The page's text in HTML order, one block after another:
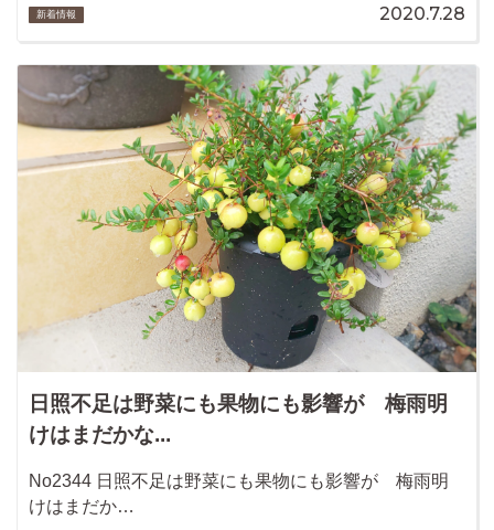
新着情報 2020.7.28
日照不足は野菜にも果物にも影響が 梅雨明
けはまだかな...
No2344 日照不足は野菜にも果物にも影響が 梅雨明
けはまだか…